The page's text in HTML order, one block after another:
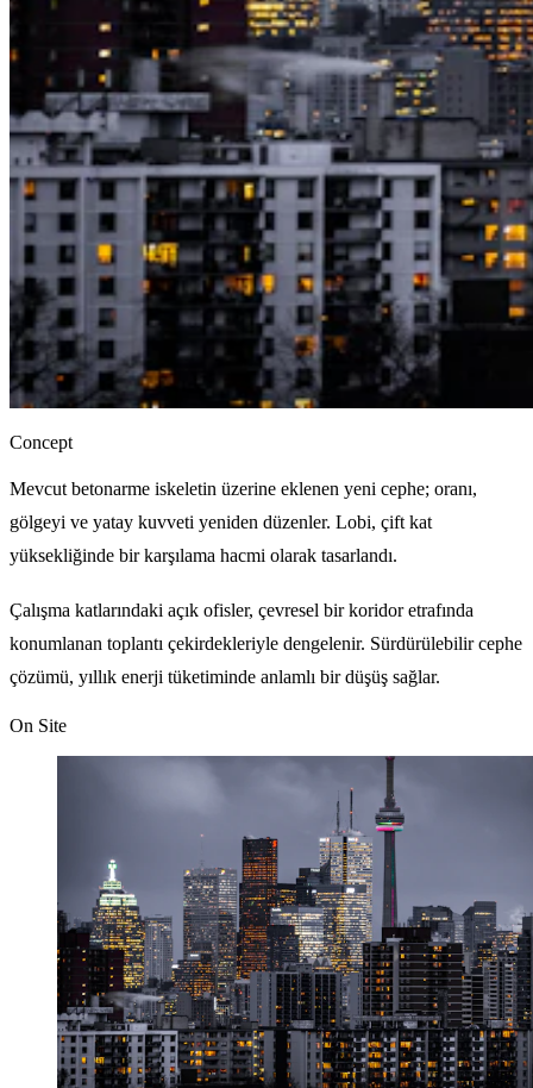
Concept
Mevcut betonarme iskeletin üzerine eklenen yeni cephe; oranı,
gölgeyi ve yatay kuvveti yeniden düzenler. Lobi, çift kat
yüksekliğinde bir karşılama hacmi olarak tasarlandı.
Çalışma katlarındaki açık ofisler, çevresel bir koridor etrafında
konumlanan toplantı çekirdekleriyle dengelenir. Sürdürülebilir cephe
çözümü, yıllık enerji tüketiminde anlamlı bir düşüş sağlar.
On Site